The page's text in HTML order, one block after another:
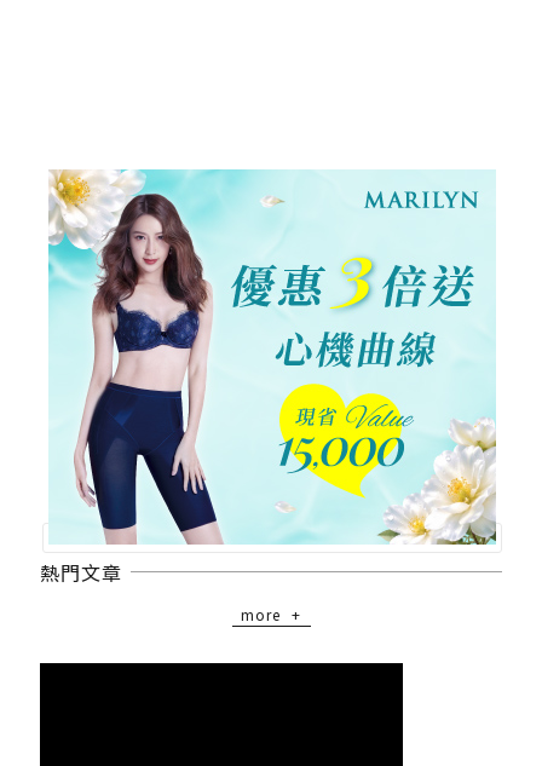
熱門文章
more